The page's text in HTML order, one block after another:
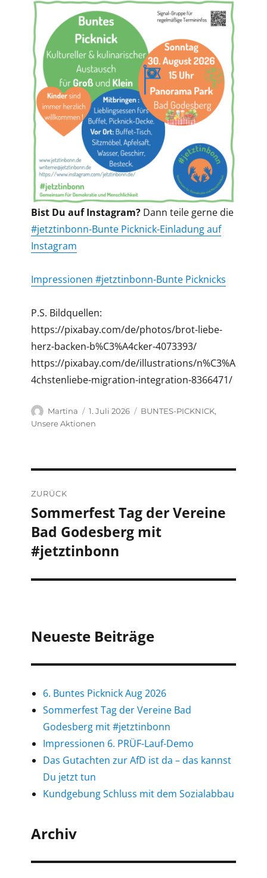
Bist Du auf Instagram?Dann teile gerne die
#jetztinbonn-Bunte Picknick-Einladung auf
Instagram
Impressionen #jetztinbonn-Bunte Picknicks
P.S. Bildquellen:
https://pixabay.com/de/photos/brot-liebe-
herz-backen-b%C3%A4cker-4073393/
https://pixabay.com/de/illustrations/n%C3%A
4chstenliebe-migration-integration-8366471/
Autor
Martina
Veröffentlicht
am
1. Juli 2026 Kategorien
BUNTES-PICKNICK,
Unsere Aktionen
ZURÜCK
Vorheriger
Beitrag:
Sommerfest Tag der Vereine
Bad Godesberg mit
#jetztinbonn
Neueste Beiträge
6. Buntes Picknick Aug 2026
Sommerfest Tag der Vereine Bad
Godesberg mit #jetztinbonn
Impressionen 6. PRÜF-Lauf-Demo
Das Gutachten zur AfD ist da – das kannst
Du jetzt tun
Kundgebung Schluss mit dem Sozialabbau
Archiv